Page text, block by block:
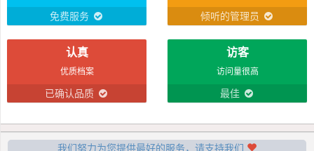
免费服务 倾听的管理员
认真
优质档案
已确认品质
访客
访问量很高
最佳
我们努力为您提供最好的服务，请支持我们